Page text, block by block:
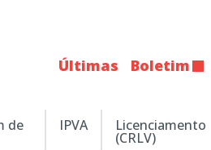
Últimas Boletim
de IPVA Licenciamento
(CRLV)